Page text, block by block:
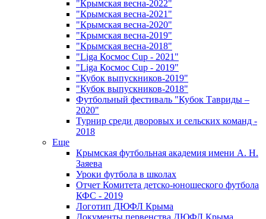
"Крымская весна-2022"
"Крымская весна-2021"
"Крымская весна-2020"
"Крымская весна-2019"
"Крымская весна-2018"
"Liga Космос Cup - 2021"
"Liga Космос Cup - 2019"
"Кубок выпускников-2019"
"Кубок выпускников-2018"
Футбольный фестиваль "Кубок Тавриды –
2020"
Турнир среди дворовых и сельских команд -
2018
Еще
Крымская футбольная академия имени А. Н.
Заяева
Уроки футбола в школах
Отчет Комитета детско-юношеского футбола
КФС - 2019
Логотип ДЮФЛ Крыма
Документы первенства ДЮФЛ Крыма